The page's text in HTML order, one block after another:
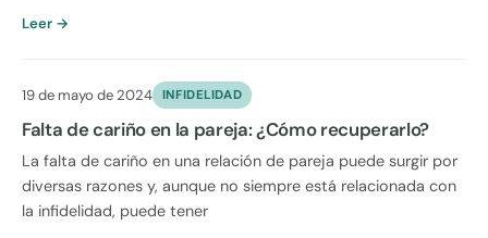
Leer →
19 de mayo de 2024 INFIDELIDAD
Falta de cariño en la pareja: ¿Cómo recuperarlo?
La falta de cariño en una relación de pareja puede surgir por
diversas razones y, aunque no siempre está relacionada con
la infidelidad, puede tener